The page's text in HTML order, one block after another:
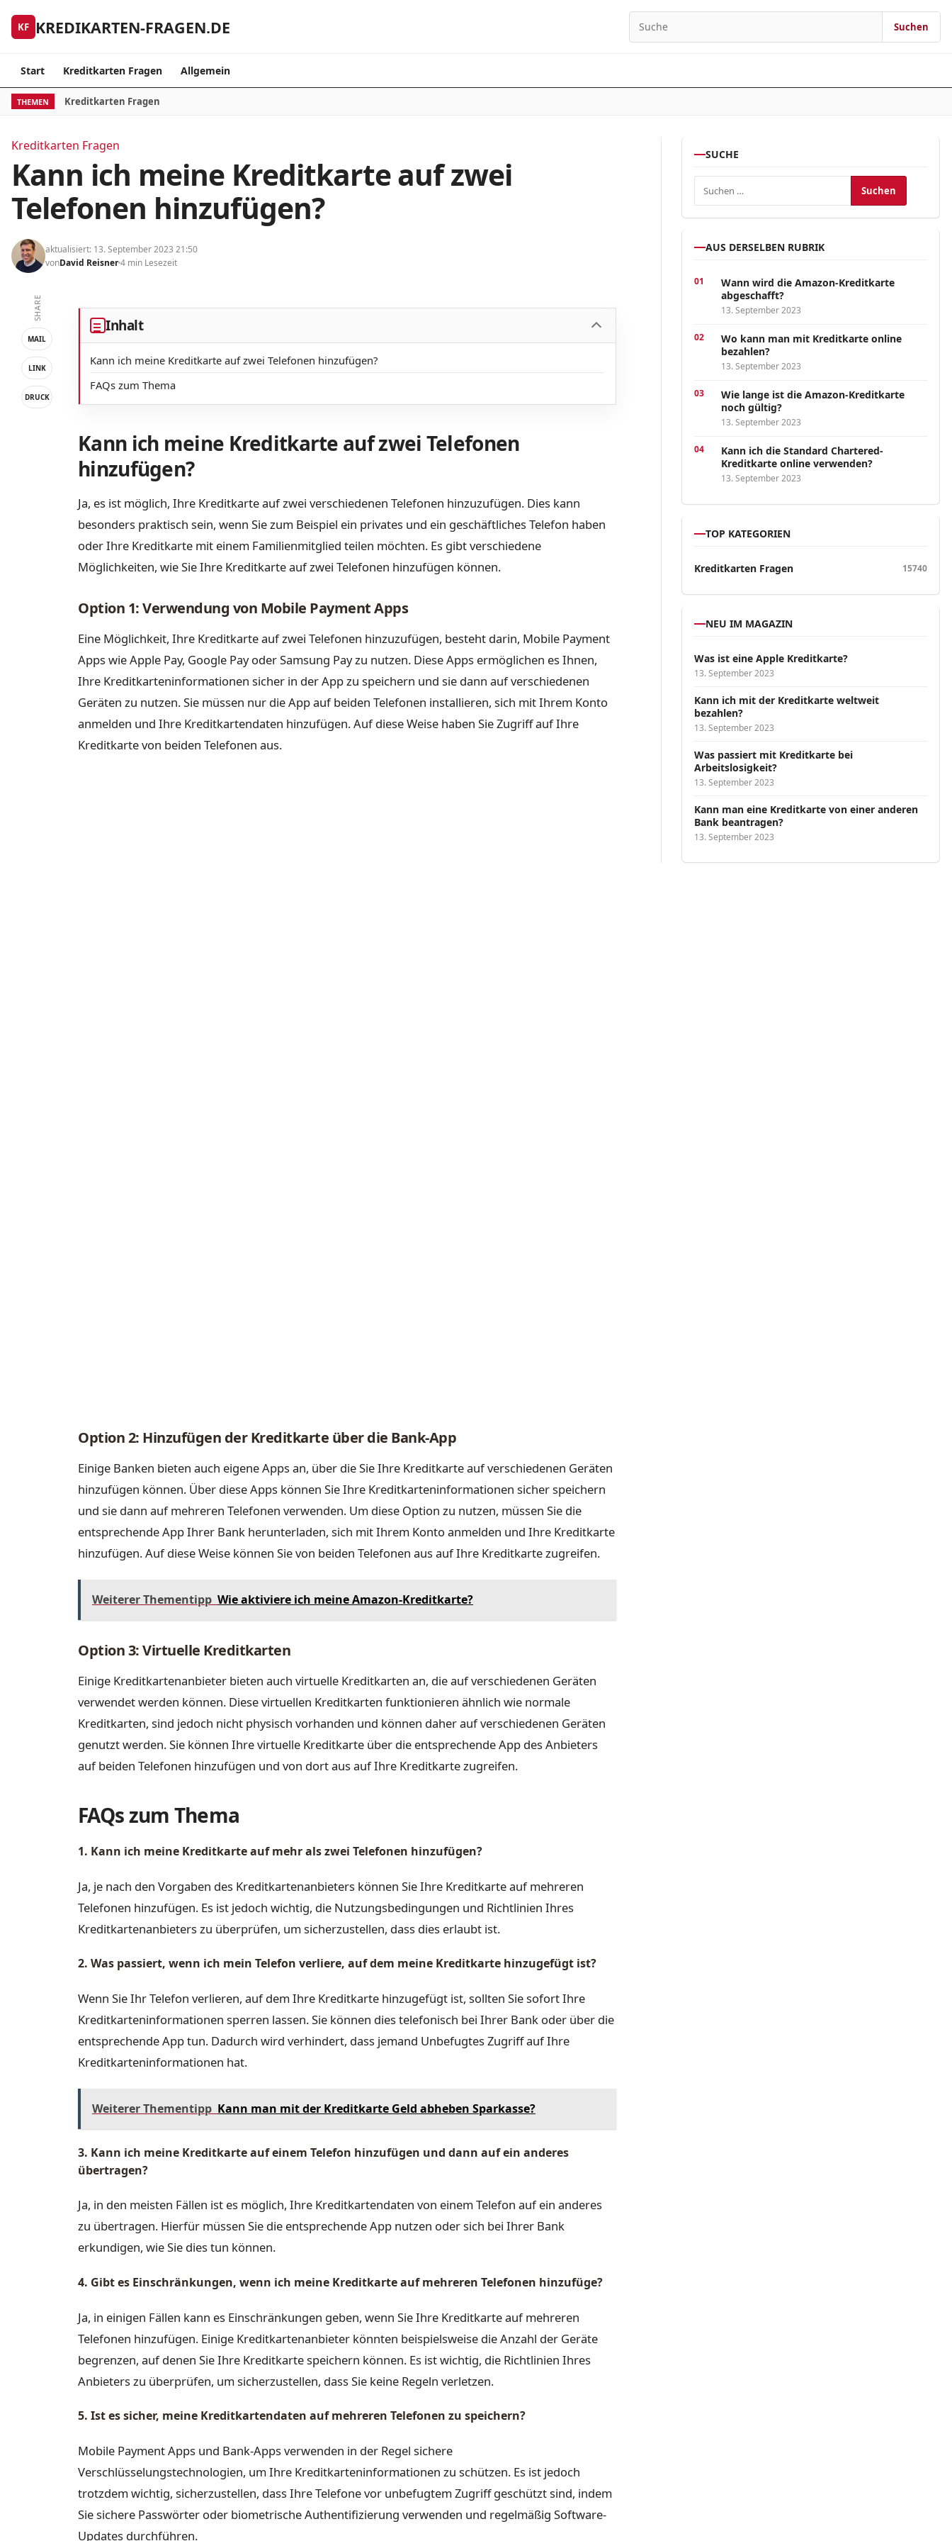
KF KREDIKARTEN-FRAGEN.DE Search for: Suchen
Start Kreditkarten Fragen Allgemein
THEMEN Kreditkarten Fragen
Kreditkarten Fragen
Kann ich meine Kreditkarte auf zwei
Telefonen hinzufügen?
aktualisiert: 13. September 2023 21:50
vonDavid Reisner4 min Lesezeit
SHARE
MAIL
LINK
DRUCK
Inhalt
Kann ich meine Kreditkarte auf zwei Telefonen hinzufügen?
FAQs zum Thema
Kann ich meine Kreditkarte auf zwei Telefonen
hinzufügen?
Ja, es ist möglich, Ihre Kreditkarte auf zwei verschiedenen Telefonen hinzuzufügen. Dies kann
besonders praktisch sein, wenn Sie zum Beispiel ein privates und ein geschäftliches Telefon haben
oder Ihre Kreditkarte mit einem Familienmitglied teilen möchten. Es gibt verschiedene
Möglichkeiten, wie Sie Ihre Kreditkarte auf zwei Telefonen hinzufügen können.
Option 1: Verwendung von Mobile Payment Apps
Eine Möglichkeit, Ihre Kreditkarte auf zwei Telefonen hinzuzufügen, besteht darin, Mobile Payment
Apps wie Apple Pay, Google Pay oder Samsung Pay zu nutzen. Diese Apps ermöglichen es Ihnen,
Ihre Kreditkarteninformationen sicher in der App zu speichern und sie dann auf verschiedenen
Geräten zu nutzen. Sie müssen nur die App auf beiden Telefonen installieren, sich mit Ihrem Konto
anmelden und Ihre Kreditkartendaten hinzufügen. Auf diese Weise haben Sie Zugriff auf Ihre
Kreditkarte von beiden Telefonen aus.
Option 2: Hinzufügen der Kreditkarte über die Bank-App
Einige Banken bieten auch eigene Apps an, über die Sie Ihre Kreditkarte auf verschiedenen Geräten
hinzufügen können. Über diese Apps können Sie Ihre Kreditkarteninformationen sicher speichern
und sie dann auf mehreren Telefonen verwenden. Um diese Option zu nutzen, müssen Sie die
entsprechende App Ihrer Bank herunterladen, sich mit Ihrem Konto anmelden und Ihre Kreditkarte
hinzufügen. Auf diese Weise können Sie von beiden Telefonen aus auf Ihre Kreditkarte zugreifen.
Weiterer Thementipp Wie aktiviere ich meine Amazon-Kreditkarte?
Option 3: Virtuelle Kreditkarten
Einige Kreditkartenanbieter bieten auch virtuelle Kreditkarten an, die auf verschiedenen Geräten
verwendet werden können. Diese virtuellen Kreditkarten funktionieren ähnlich wie normale
Kreditkarten, sind jedoch nicht physisch vorhanden und können daher auf verschiedenen Geräten
genutzt werden. Sie können Ihre virtuelle Kreditkarte über die entsprechende App des Anbieters
auf beiden Telefonen hinzufügen und von dort aus auf Ihre Kreditkarte zugreifen.
FAQs zum Thema
1. Kann ich meine Kreditkarte auf mehr als zwei Telefonen hinzufügen?
Ja, je nach den Vorgaben des Kreditkartenanbieters können Sie Ihre Kreditkarte auf mehreren
Telefonen hinzufügen. Es ist jedoch wichtig, die Nutzungsbedingungen und Richtlinien Ihres
Kreditkartenanbieters zu überprüfen, um sicherzustellen, dass dies erlaubt ist.
2. Was passiert, wenn ich mein Telefon verliere, auf dem meine Kreditkarte hinzugefügt ist?
Wenn Sie Ihr Telefon verlieren, auf dem Ihre Kreditkarte hinzugefügt ist, sollten Sie sofort Ihre
Kreditkarteninformationen sperren lassen. Sie können dies telefonisch bei Ihrer Bank oder über die
entsprechende App tun. Dadurch wird verhindert, dass jemand Unbefugtes Zugriff auf Ihre
Kreditkarteninformationen hat.
Weiterer Thementipp Kann man mit der Kreditkarte Geld abheben Sparkasse?
3. Kann ich meine Kreditkarte auf einem Telefon hinzufügen und dann auf ein anderes
übertragen?
Ja, in den meisten Fällen ist es möglich, Ihre Kreditkartendaten von einem Telefon auf ein anderes
zu übertragen. Hierfür müssen Sie die entsprechende App nutzen oder sich bei Ihrer Bank
erkundigen, wie Sie dies tun können.
4. Gibt es Einschränkungen, wenn ich meine Kreditkarte auf mehreren Telefonen hinzufüge?
Ja, in einigen Fällen kann es Einschränkungen geben, wenn Sie Ihre Kreditkarte auf mehreren
Telefonen hinzufügen. Einige Kreditkartenanbieter könnten beispielsweise die Anzahl der Geräte
begrenzen, auf denen Sie Ihre Kreditkarte speichern können. Es ist wichtig, die Richtlinien Ihres
Anbieters zu überprüfen, um sicherzustellen, dass Sie keine Regeln verletzen.
5. Ist es sicher, meine Kreditkartendaten auf mehreren Telefonen zu speichern?
Mobile Payment Apps und Bank-Apps verwenden in der Regel sichere
Verschlüsselungstechnologien, um Ihre Kreditkarteninformationen zu schützen. Es ist jedoch
trotzdem wichtig, sicherzustellen, dass Ihre Telefone vor unbefugtem Zugriff geschützt sind, indem
Sie sichere Passwörter oder biometrische Authentifizierung verwenden und regelmäßig Software-
Updates durchführen.
SUCHE
Suchen nach:
AUS DERSELBEN RUBRIK
Wann wird die Amazon-Kreditkarte
abgeschafft?
13. September 2023
Wo kann man mit Kreditkarte online
bezahlen?
13. September 2023
Wie lange ist die Amazon-Kreditkarte
noch gültig?
13. September 2023
Kann ich die Standard Chartered-
Kreditkarte online verwenden?
13. September 2023
TOP KATEGORIEN
Kreditkarten Fragen 15740
NEU IM MAGAZIN
Was ist eine Apple Kreditkarte?
13. September 2023
Kann ich mit der Kreditkarte weltweit
bezahlen?
13. September 2023
Was passiert mit Kreditkarte bei
Arbeitslosigkeit?
13. September 2023
Kann man eine Kreditkarte von einer anderen
Bank beantragen?
13. September 2023